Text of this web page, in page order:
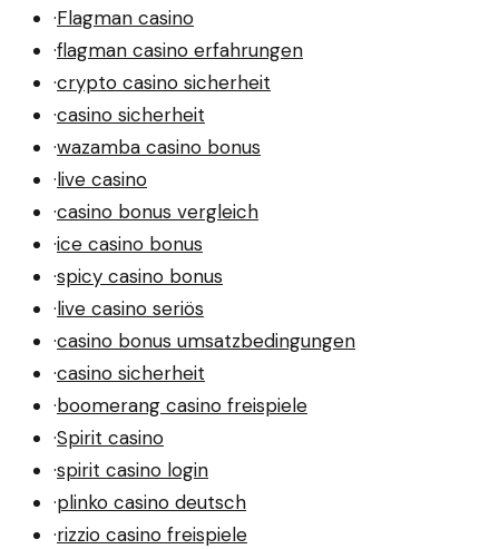
·Flagman casino
·flagman casino erfahrungen
·crypto casino sicherheit
·casino sicherheit
·wazamba casino bonus
·live casino
·casino bonus vergleich
·ice casino bonus
·spicy casino bonus
·live casino seriös
·casino bonus umsatzbedingungen
·casino sicherheit
·boomerang casino freispiele
·Spirit casino
·spirit casino login
·plinko casino deutsch
·rizzio casino freispiele